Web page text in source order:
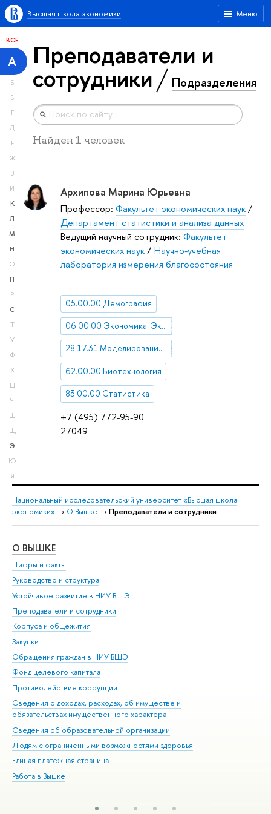
Меню
Высшая школа экономики
ВСЕ
А
Б
В
Г
Д
Е
Ж
З
И
К
Л
М
Н
О
П
Р
С
Т
У
Ф
Х
Ц
Ч
Ш
Щ
Э
Ю
Я
Преподаватели и
сотрудники Подразделения
Найден 1 человек
+7 (495) 772-95-90
27049
Архипова Марина Юрьевна
Профессор: Факультет экономических наук/
Департамент статистики и анализа данных
Ведущий научный сотрудник: Факультет
экономических наук/Научно-учебная
лаборатория измерения благосостояния
05.00.00 Демография
06.00.00 Экономика. Экономические науки
28.17.31 Моделирование процессов управления
62.00.00 Биотехнология
83.00.00 Статистика
Национальный исследовательский университет «Высшая школа
экономики» → О Вышке → Преподаватели и сотрудники
О ВЫШКЕ
Цифры и факты
Руководство и структура
Устойчивое развитие в НИУ ВШЭ
Преподаватели и сотрудники
Корпуса и общежития
Закупки
Обращения граждан в НИУ ВШЭ
Фонд целевого капитала
Противодействие коррупции
Сведения о доходах, расходах, об имуществе и
обязательствах имущественного характера
Сведения об образовательной организации
Людям с ограниченными возможностями здоровья
Единая платежная страница
Работа в Вышке